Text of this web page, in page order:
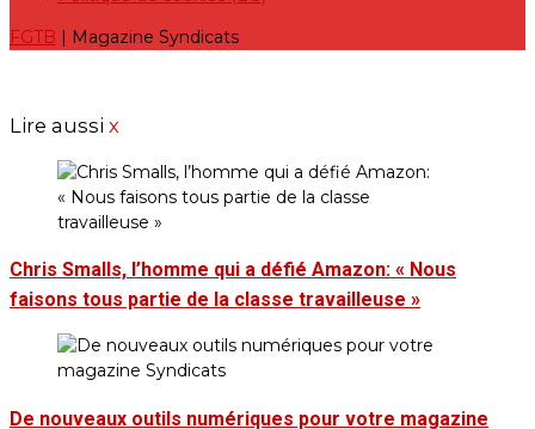
FGTB | Magazine Syndicats
Lire aussi x
Chris Smalls, l’homme qui a défié Amazon: « Nous
faisons tous partie de la classe travailleuse »
De nouveaux outils numériques pour votre magazine